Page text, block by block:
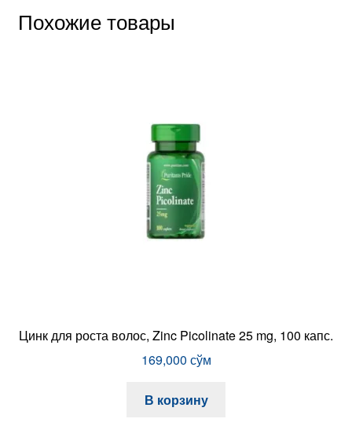
Похожие товары
Цинк для роста волос, Zinc Picolinate 25 mg, 100 капс.
169,000 сўм
В корзину